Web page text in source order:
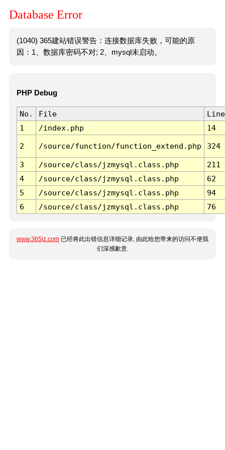
Database Error
(1040) 365建站错误警告：连接数据库失败，可能的原
因：1、数据库密码不对; 2、mysql未启动。
PHP Debug
No. File
Line
1
/index.php 14
2 /source/function/function_extend.php 324
3 /source/class/jzmysql.class.php
211
4
/source/class/jzmysql.class.php
62
5
/source/class/jzmysql.class.php
94
6
/source/class/jzmysql.class.php 76
www.365jz.com 已经将此出错信息详细记录, 由此给您带来的访问不便我
们深感歉意.